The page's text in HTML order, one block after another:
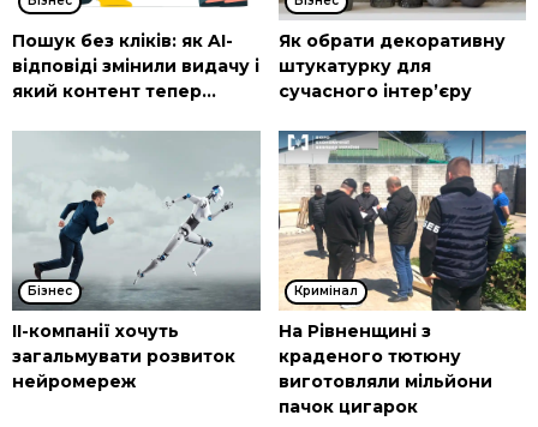
Пошук без кліків: як AI-
відповіді змінили видачу і
який контент тепер...
Як обрати декоративну
штукатурку для
сучасного інтер’єру
Бізнес
ІІ-компанії хочуть
загальмувати розвиток
нейромереж
Кримінал
На Рівненщині з
краденого тютюну
виготовляли мільйони
пачок цигарок